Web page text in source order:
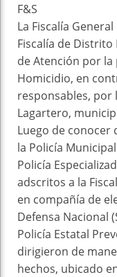
F&S
La Fiscalía
Fiscalía de
de Atención por
Homicidio, en
responsables, por
Lagartero,
Luego de
la Policía
Policía
adscritos a la
en compañía de
Defensa Nacional
Policía Estatal
dirigieron de
hechos, ubicado